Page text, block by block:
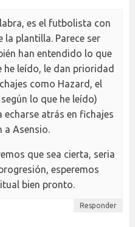
es el futbolista con
la plantilla. Parece ser
han entendido lo que
he leído, le dan prioridad
como Hazard, el
lo que he leído)
atrás en fichajes
a Asensio.
que sea cierta, seria
esperemos
bien pronto.
Responder